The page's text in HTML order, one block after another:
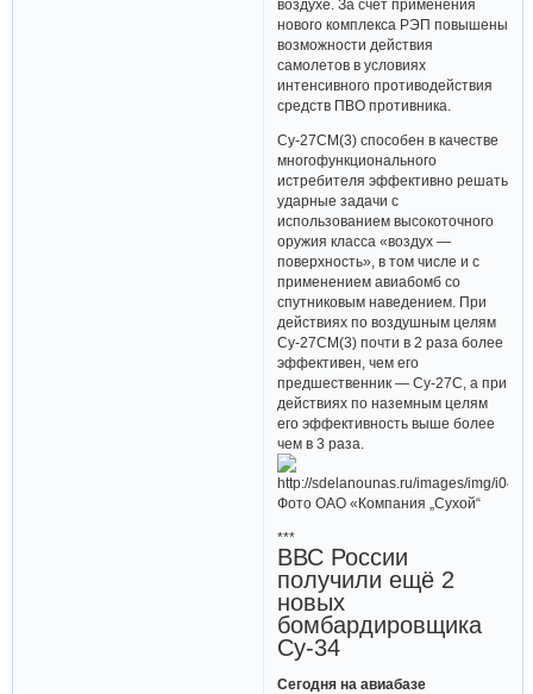
воздухе. За счет применения
нового комплекса РЭП повышены
возможности действия
самолетов в условиях
интенсивного противодействия
средств ПВО противника.
Су-27СМ(3) способен в качестве
многофункционального
истребителя эффективно решать
ударные задачи с
использованием высокоточного
оружия класса «воздух —
поверхность», в том числе и с
применением авиабомб со
спутниковым наведением. При
действиях по воздушным целям
Су-27СМ(3) почти в 2 раза более
эффективен, чем его
предшественник — Су-27С, а при
действиях по наземным целям
его эффективность выше более
чем в 3 раза.
Фото ОАО «Компания „Сухой“
***
ВВС России
получили ещё 2
новых
бомбардировщика
Су-34
Сегодня на авиабазе